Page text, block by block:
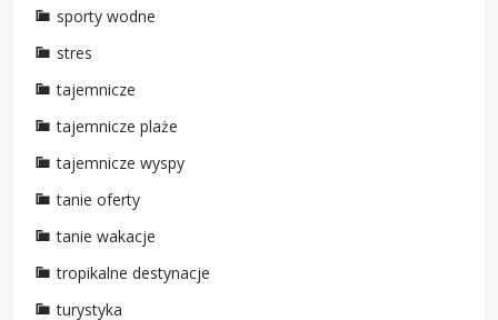
sporty wodne
stres
tajemnicze
tajemnicze plaże
tajemnicze wyspy
tanie oferty
tanie wakacje
tropikalne destynacje
turystyka